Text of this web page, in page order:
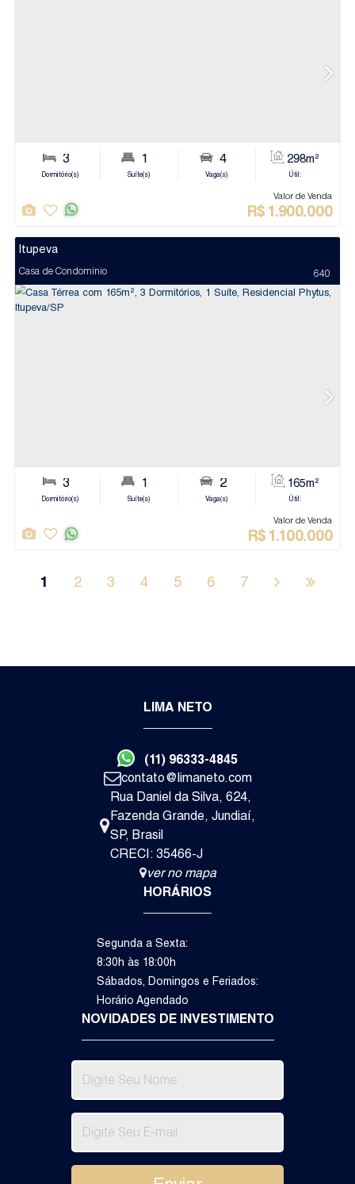
Casa de Condomínio
3
Dormitório(s)
1
Suíte(s)
4
Itupeva
1 2 3 4 5 6 7
LIMA NETO
(11) 96333-4845
contato@limaneto.com
Rua Daniel da Silva, 624,
Fazenda Grande, Jundiaí,
SP, Brasil
CRECI: 35466-J
ver no mapa
HORÁRIOS
Segunda a Sexta:
8:30h às 18:00h
Sábados, Domingos e Feriados:
Horário Agendado
NOVIDADES DE INVESTIMENTO